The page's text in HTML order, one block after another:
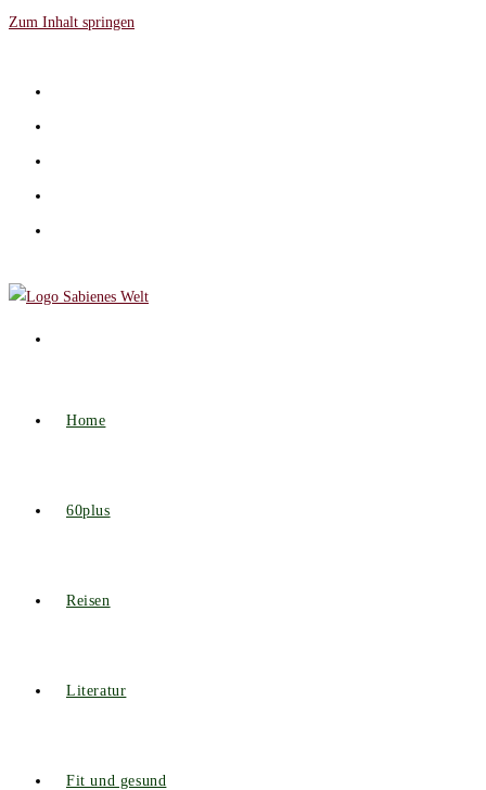
Zum Inhalt springen
Home
60plus
Reisen
Literatur
Fit und gesund